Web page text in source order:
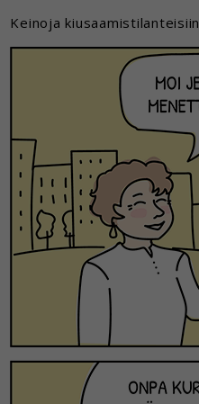
Keinoja kiusaamistilanteisiin